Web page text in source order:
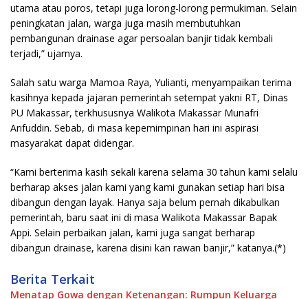
utama atau poros, tetapi juga lorong-lorong permukiman. Selain
peningkatan jalan, warga juga masih membutuhkan
pembangunan drainase agar persoalan banjir tidak kembali
terjadi,” ujarnya.
Salah satu warga Mamoa Raya, Yulianti, menyampaikan terima
kasihnya kepada jajaran pemerintah setempat yakni RT, Dinas
PU Makassar, terkhususnya Walikota Makassar Munafri
Arifuddin. Sebab, di masa kepemimpinan hari ini aspirasi
masyarakat dapat didengar.
“Kami berterima kasih sekali karena selama 30 tahun kami selalu
berharap akses jalan kami yang kami gunakan setiap hari bisa
dibangun dengan layak. Hanya saja belum pernah dikabulkan
pemerintah, baru saat ini di masa Walikota Makassar Bapak
Appi. Selain perbaikan jalan, kami juga sangat berharap
dibangun drainase, karena disini kan rawan banjir,” katanya.(*)
Berita Terkait
Menatap Gowa dengan Ketenangan: Rumpun Keluarga